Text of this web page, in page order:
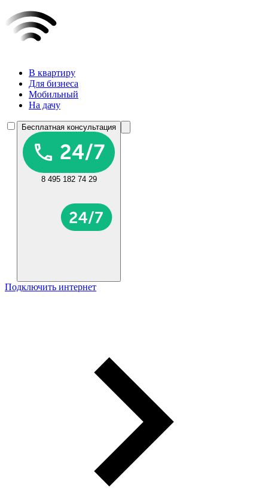
В квартиру
Для бизнеса
Мобильный
На дачу
Бесплатная консультация
8 495 182 74 29
Подключить интернет